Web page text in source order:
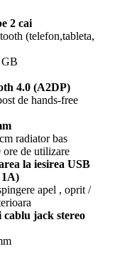
2 cai
(telefon,tableta,
GB
4.0 (A2DP)
de hands-free
radiator bas
ore de utilizare
la iesirea USB
apel , oprit /
cablu jack stereo